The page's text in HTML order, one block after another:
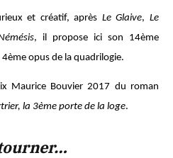
et créatif, après Le Glaive, Le
, il propose ici son 14ème
4ème opus de la quadrilogie.
Maurice Bouvier 2017 du roman
la 3ème porte de la loge.